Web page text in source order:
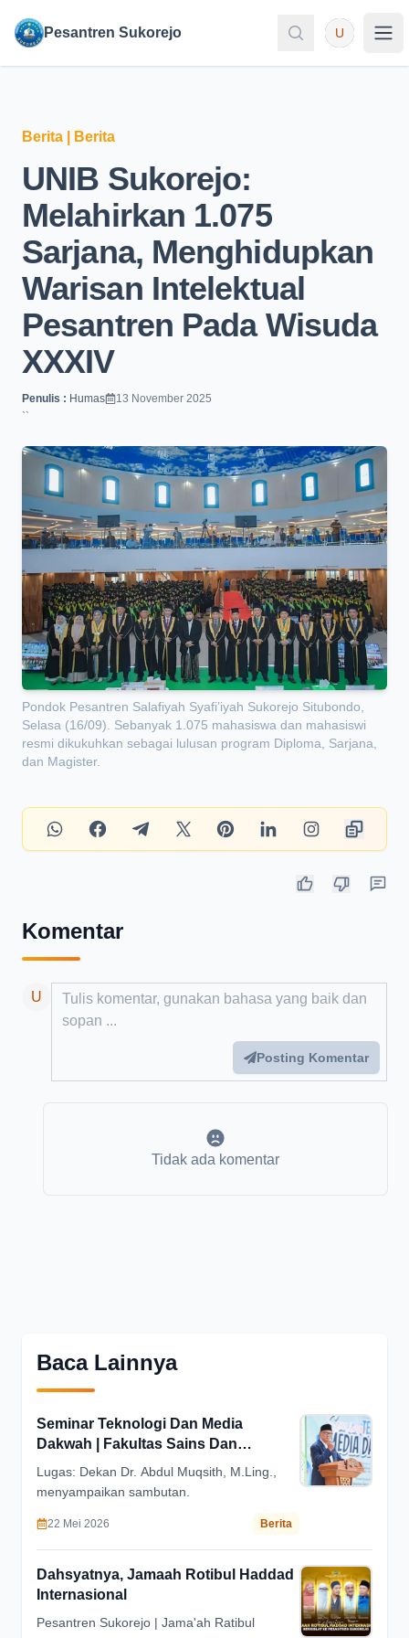
Pesantren Sukorejo
Pesantren Sukorejo User
U
Berita Berita
UNIB Sukorejo:
Melahirkan 1.075
Sarjana, Menghidupkan
Warisan Intelektual
Pesantren Pada Wisuda
XXXIV
Penulis : Humas
13 November 2025
` `
Pondok Pesantren Salafiyah Syafi’iyah Sukorejo Situbondo,
Selasa (16/09). Sebanyak 1.075 mahasiswa dan mahasiswi
resmi dikukuhkan sebagai lulusan program Diploma, Sarjana,
dan Magister.
Komentar
U Add your comment
Posting Komentar
Tidak ada komentar
Baca Lainnya
Seminar Teknologi Dan Media
Dakwah | Fakultas Sains Dan
Teknologi Universitas Ibrahimy
Lugas: Dekan Dr. Abdul Muqsith, M.Ling.,
menyampaikan sambutan.
22 Mei 2026 Berita
Dahsyatnya, Jamaah Rotibul Haddad
Internasional
Pesantren Sukorejo | Jama'ah Ratibul